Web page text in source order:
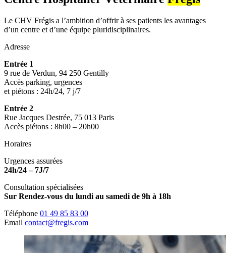
Le CHV Frégis a l’ambition d’offrir à ses patients les avantages
d’un centre et d’une équipe pluridisciplinaires.
Adresse
Entrée 1
9 rue de Verdun, 94 250 Gentilly
Accès parking, urgences
et piétons : 24h/24, 7 j/7
Entrée 2
Rue Jacques Destrée, 75 013 Paris
Accès piétons : 8h00 – 20h00
Horaires
Urgences assurées
24h/24 – 7J/7
Consultation spécialisées
Sur Rendez-vous du lundi au samedi de 9h à 18h
Téléphone 01 49 85 83 00
Email contact@fregis.com